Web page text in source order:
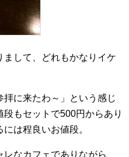
まして、どれもかなりイケ
拝に来たわ～」という感じ
もセットで500円からあり
は程良いお値段。
なカフェでありながら、